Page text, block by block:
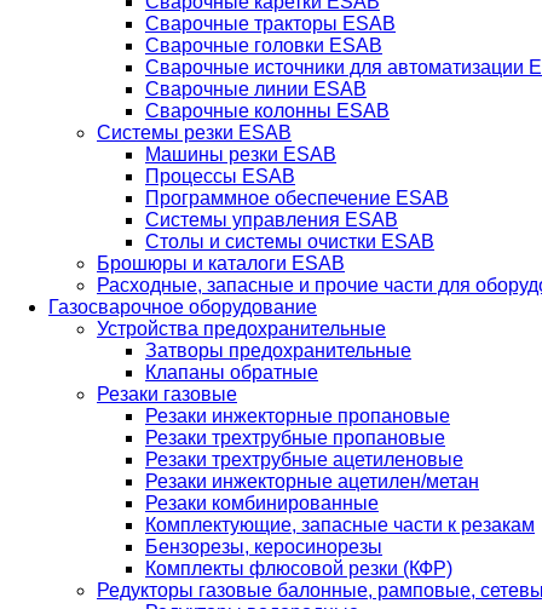
Сварочные тракторы ESAB
Сварочные головки ESAB
Сварочные источники для автоматизации
Сварочные линии ESAB
Сварочные колонны ESAB
Системы резки ESAB
Машины резки ESAB
Процессы ESAB
Программное обеспечение ESAB
Системы управления ESAB
Столы и системы очистки ESAB
Брошюры и каталоги ESAB
Расходные, запасные и прочие части для
Газосварочное оборудование
Устройства предохранительные
Затворы предохранительные
Клапаны обратные
Резаки газовые
Резаки инжекторные пропановые
Резаки трехтрубные пропановые
Резаки трехтрубные ацетиленовые
Резаки инжекторные ацетилен/метан
Резаки комбинированные
Комплектующие, запасные части к резакам
Бензорезы, керосинорезы
Комплекты флюсовой резки (КФР)
Редукторы газовые балонные, рамповые,